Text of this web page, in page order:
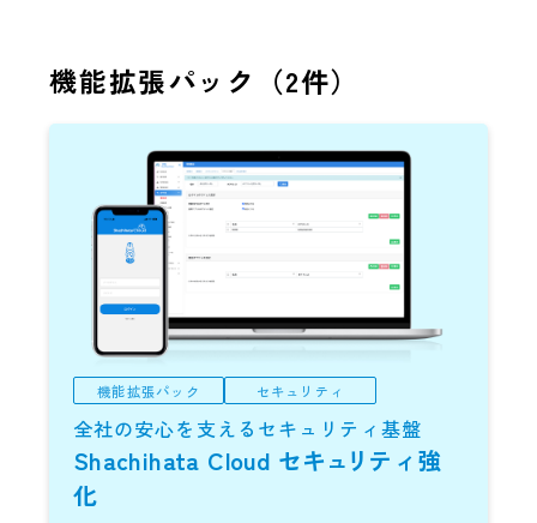
機能拡張パック（2件）
機能拡張パック セキュリティ
全社の安心を支えるセキュリティ基盤
Shachihata Cloud セキュリ ティ強
化